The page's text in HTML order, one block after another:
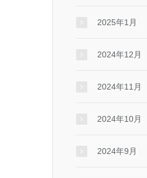
2025年1月
2024年12月
2024年11月
2024年10月
2024年9月